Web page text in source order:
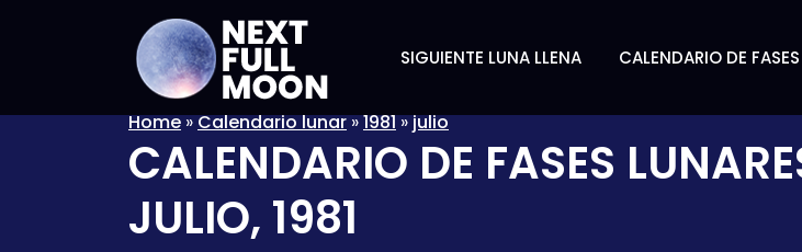
SIGUIENTE LUNA LLENA CALENDARIO DE
Home»Calendario lunar»1981»julio
CALENDARIO DE FASES
JULIO, 1981